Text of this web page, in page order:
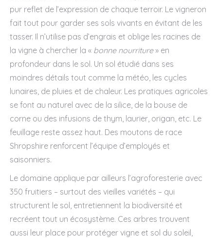
pur reflet de l’expression de chaque terroir. Le vigneron
fait tout pour garder ses sols vivants en évitant de les
tasser. Il n’utilise pas d’engrais et oblige les racines de
la vigne à chercher la « bonne nourriture» en
profondeur dans le sol. Un sol étudié dans ses
moindres détails tout comme la météo, les cycles
lunaires, de pluies et de chaleur. Les pratiques agricoles
se font au naturel avec de la silice, de la bouse de
corne ou des infusions de thym, laurier, origan, etc. Le
feuillage reste assez haut. Des moutons de race
Shropshire renforcent l’équipe d’employés et
saisonniers.
Le domaine applique par ailleurs l’agroforesterie avec
350 fruitiers – surtout des vieilles variétés – qui
structurent le sol, entretiennent la biodiversité et
recréent tout un écosystème. Ces arbres trouvent
aussi leur place pour protéger vigne et sol du soleil,